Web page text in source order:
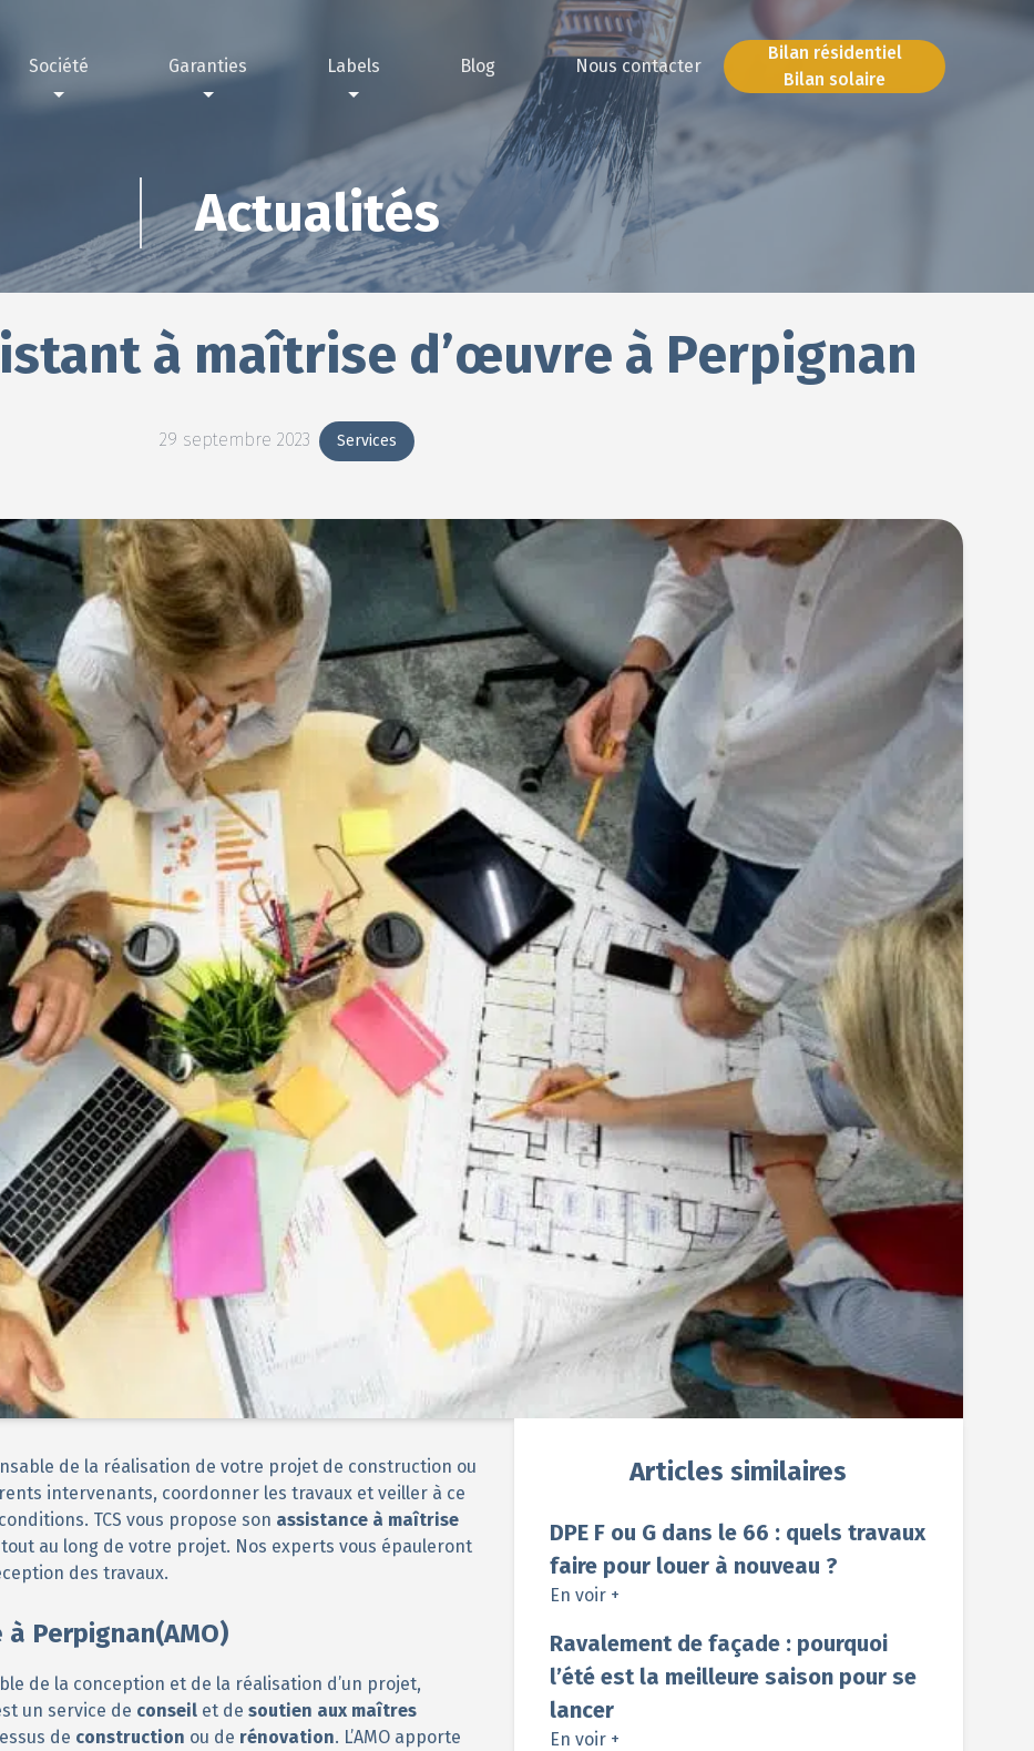
Société Garanties
Garantie passage annuel technicien contrôleur
Labels
Label RGE
Blog Nous contacter
Bilan résidentiel
Bilan solaire
Actualités
à maîtrise d’œuvre à Perpignan
29 septembre 2023 Services
de la réalisation de votre projet de construction ou
intervenants, coordonner les travaux et veiller à ce
TCS vous propose son assistance à maîtrise
au long de votre projet. Nos experts vous épauleront
des travaux.
Perpignan(AMO)
de la conception et de la réalisation d’un projet,
un service de conseil et de soutien aux maîtres
de construction ou de rénovation. L’AMO apporte
Articles similaires
DPE F ou G dans le 66 : quels travaux
faire pour louer à nouveau ?
En voir +
Ravalement de façade : pourquoi
l’été est la meilleure saison pour se
lancer
En voir +